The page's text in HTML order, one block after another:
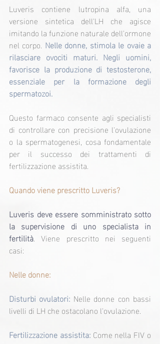
Luveris contiene lutropina alfa, una
versione sintetica dell'LH che agisce
imitando la funzione naturale dell'ormone
nel corpo. Nelle donne, stimola le ovaie a
rilasciare ovociti maturi. Negli uomini,
favorisce la produzione di testosterone,
essenziale per la formazione degli
spermatozoi.
Questo farmaco consente agli specialisti
di controllare con precisione l'ovulazione
o la spermatogenesi, cosa fondamentale
per il successo dei trattamenti di
fertilizzazione assistita.
Quando viene prescritto Luveris?
Luveris deve essere somministrato sotto
la supervisione di uno specialista in
fertilità. Viene prescritto nei seguenti
casi:
Nelle donne:
Disturbi ovulatori: Nelle donne con bassi
livelli di LH che ostacolano l'ovulazione.
Fertilizzazione assistita: Come nella FIV o